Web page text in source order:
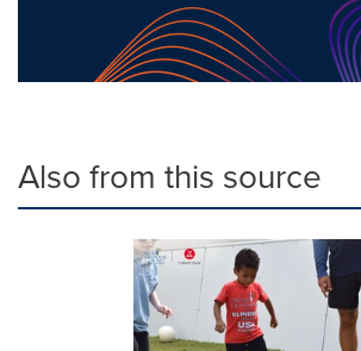
Also from this source